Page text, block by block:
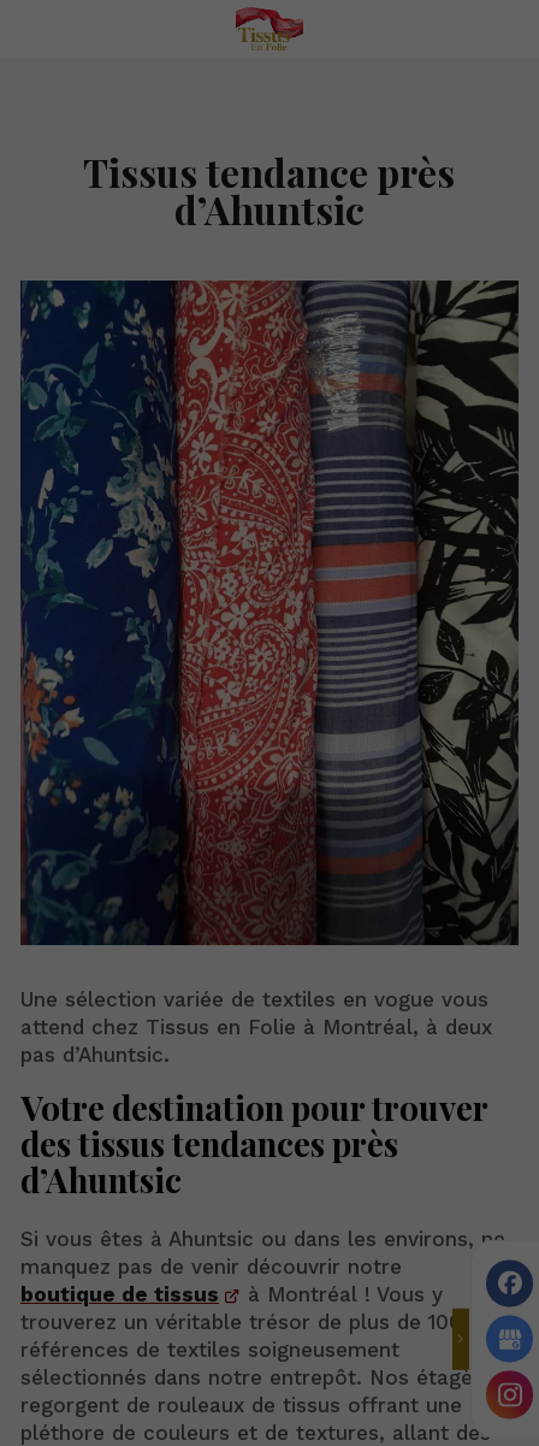
Tissus tendance près
d’Ahuntsic
Une sélection variée de textiles en vogue vous
attend chez Tissus en Folie à Montréal, à deux
pas d’Ahuntsic.
Votre destination pour trouver
des tissus tendances près
d’Ahuntsic
Si vous êtes à Ahuntsic ou dans les environs, ne
manquez pas de venir découvrir notre
boutique de tissus
à Montréal ! Vous y
trouverez un véritable trésor de plus de 100 000
références de textiles soigneusement
sélectionnés dans notre entrepôt. Nos étagères
regorgent de rouleaux de tissus offrant une
pléthore de couleurs et de textures, allant des